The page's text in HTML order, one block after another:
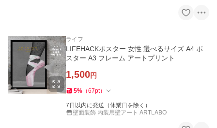
ライフ
LIFEHACKポスター 女性 選べるサイズ A4 ポ
スター A3 フレーム アートプリント
1,500円
5% （67pt）
7日以内に発送（休業日を除く）
壁面装飾 内装用壁アート ARTLABO